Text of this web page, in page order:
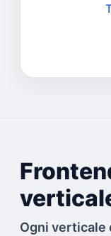
Ogni verticale